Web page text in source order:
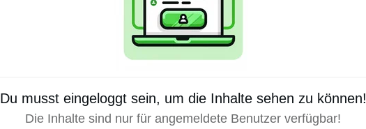
Du musst eingeloggt sein, um die Inhalte sehen zu können!
Die Inhalte sind nur für angemeldete Benutzer verfügbar!